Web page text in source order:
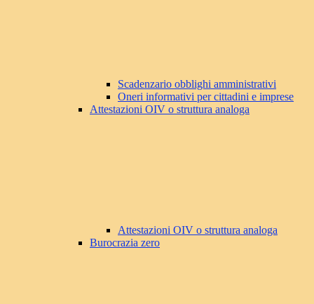
Scadenzario obblighi amministrativi
Oneri informativi per cittadini e imprese
Attestazioni OIV o struttura analoga
Attestazioni OIV o struttura analoga
Burocrazia zero